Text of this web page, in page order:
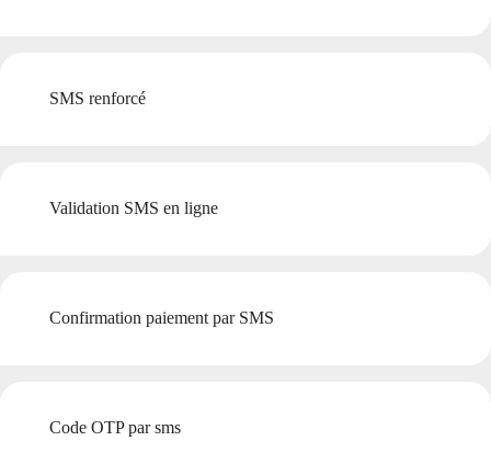
SMS renforcé
Validation SMS en ligne
Confirmation paiement par SMS
Code OTP par sms